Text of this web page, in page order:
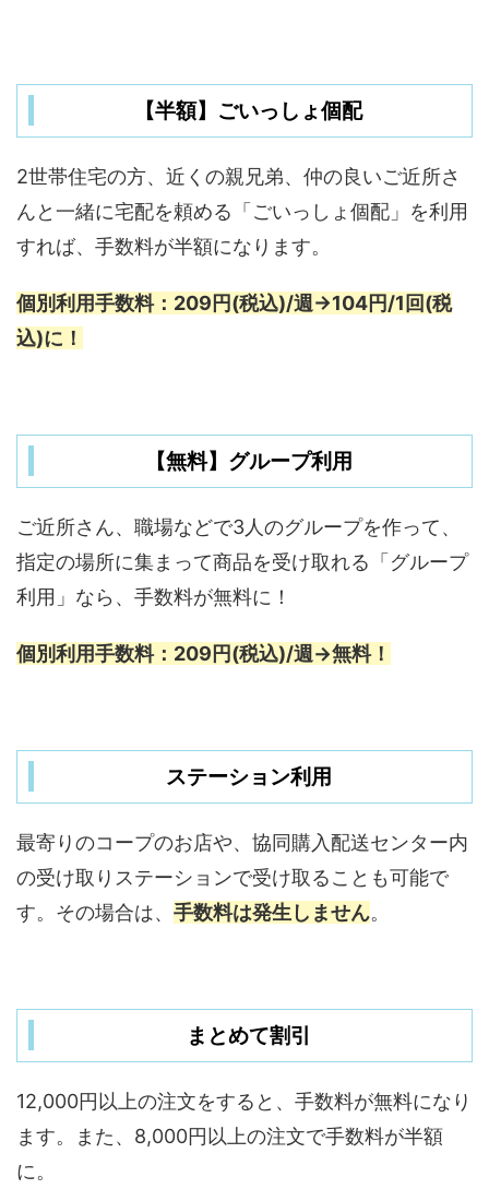
【半額】ごいっしょ個配
2世帯住宅の方、近くの親兄弟、仲の良いご近所さ
んと一緒に宅配を頼める「ごいっしょ個配」を利用
すれば、手数料が半額になります。
個別利用手数料：209円(税込)/週→104円/1回(税
込)に！
【無料】グループ利用
ご近所さん、職場などで3人のグループを作って、
指定の場所に集まって商品を受け取れる「グループ
利用」なら、手数料が無料に！
個別利用手数料：209円(税込)/週→無料！
ステーション利用
最寄りのコープのお店や、協同購入配送センター内
の受け取りステーションで受け取ることも可能で
す。その場合は、 手数料は発生しません。
まとめて割引
12,000円以上の注文をすると、手数料が無料になり
ます。また、8,000円以上の注文で手数料が半額
に。